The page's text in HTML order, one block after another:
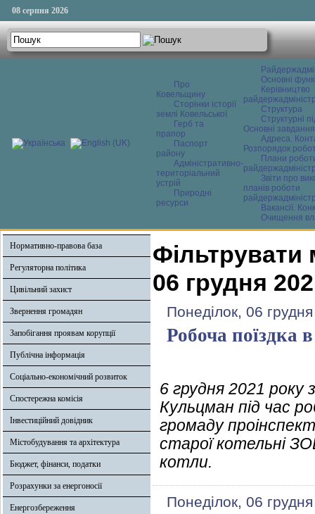
08 серпня 2026
Про
Ковельщину
Сторінки історії
землі Ковельської
Герб та
прапор
Паспорт
району
Адміністративно-
територіальний
устрій
Природні
ресурси
Основні
Керівництво
Структура
Структурні
Основні завдання
Адреса.
Розпорядок
Плани
Звіти про
планів роботи
Вакансії.
Очищення
Нормативно-правова база
Регуляторна політика
Цивільний захист
Звернення громадян
Запобігання проявам корупції
Публічна інформація
Соціально-економічний розвиток
Спостережна комісія
Інвестиційний довідник
Містобудування та архітектура
Бюджет, фінанси, податки
Розрахунки за енергоносії
Енергозбереження
Фільтрувати
06 грудня
Понеділок, 06
Робоча поїздка
6 грудня 2021 року
Кульцман під час
громаду
старої котельні
котли.
Понеділок, 06